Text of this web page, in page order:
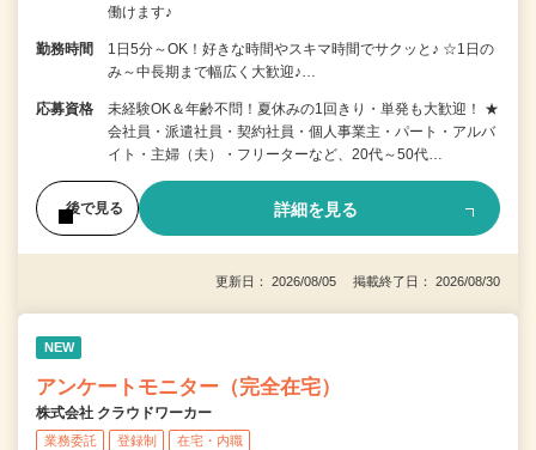
働けます♪
勤務時間
1日5分～OK！好きな時間やスキマ時間でサクッと♪ ☆1日の
み～中長期まで幅広く大歓迎♪…
応募資格
未経験OK＆年齢不問！夏休みの1回きり・単発も大歓迎！ ★
会社員・派遣社員・契約社員・個人事業主・パート・アルバ
イト・主婦（夫）・フリーターなど、20代～50代…
後で見る 詳細を見る
更新日： 2026/08/05 掲載終了日： 2026/08/30
NEW
アンケートモニター（完全在宅）
株式会社 クラウドワーカー
業務委託 登録制 在宅・内職